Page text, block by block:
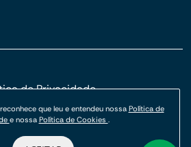
de Privacidade
de Cookies
Agência Digital 2026.
que leu e entendeu nossa Política de
e nossa Política de Cookies .